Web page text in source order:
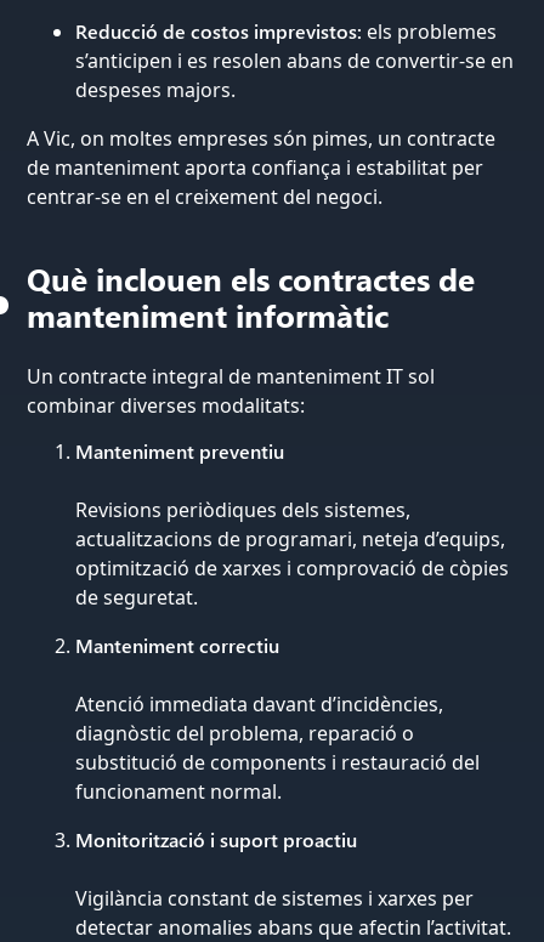
Reducció de costos imprevistos: els problemes
s’anticipen i es resolen abans de convertir-se en
despeses majors.
A Vic, on moltes empreses són pimes, un contracte
de manteniment aporta confiança i estabilitat per
centrar-se en el creixement del negoci.
Què inclouen els contractes de
manteniment informàtic
Un contracte integral de manteniment IT sol
combinar diverses modalitats:
Manteniment preventiu
Revisions periòdiques dels sistemes,
actualitzacions de programari, neteja d’equips,
optimització de xarxes i comprovació de còpies
de seguretat.
Manteniment correctiu
Atenció immediata davant d’incidències,
diagnòstic del problema, reparació o
substitució de components i restauració del
funcionament normal.
Monitorització i suport proactiu
Vigilància constant de sistemes i xarxes per
detectar anomalies abans que afectin l’activitat.